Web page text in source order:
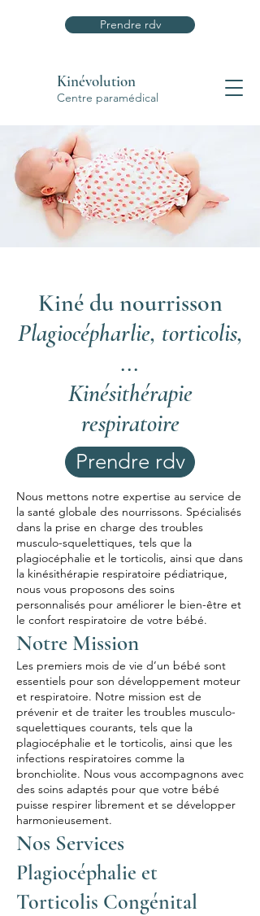
Kinévolution
Centre paramédical
Prendre rdv
Kiné du nourrisson
Plagiocépharlie, torticolis,
...
Kinésithérapie
respiratoire
Prendre rdv
Nous mettons notre expertise au service de
la santé globale des nourrissons. Spécialisés
dans la prise en charge des troubles
musculo-squelettiques, tels que la
plagiocéphalie et le torticolis, ainsi que dans
la kinésithérapie respiratoire pédiatrique,
nous vous proposons des soins
personnalisés pour améliorer le bien-être et
le confort respiratoire de votre bébé.
Notre Mission
Les premiers mois de vie d’un bébé sont
essentiels pour son développement moteur
et respiratoire. Notre mission est de
prévenir et de traiter les troubles musculo-
squelettiques courants, tels que la
plagiocéphalie et le torticolis, ainsi que les
infections respiratoires comme la
bronchiolite. Nous vous accompagnons avec
des soins adaptés pour que votre bébé
puisse respirer librement et se développer
harmonieusement.
Nos Services
Plagiocéphalie et
Torticolis Congénital